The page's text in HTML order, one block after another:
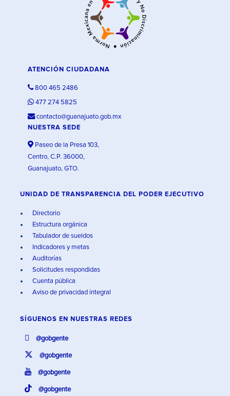
ATENCIÓN CIUDADANA
800 465 2486
477 274 5825
contacto@guanajuato.gob.mx
NUESTRA SEDE
Paseo de la Presa 103,
Centro, C.P. 36000,
Guanajuato, GTO.
UNIDAD DE TRANSPARENCIA DEL PODER EJECUTIVO
Directorio
Estructura orgánica
Tabulador de sueldos
Indicadores y metas
Auditorías
Solicitudes respondidas
Cuenta pública
Aviso de privacidad integral
SÍGUENOS EN NUESTRAS REDES
@gobgente
@gobgente
@gobgente
@gobgente